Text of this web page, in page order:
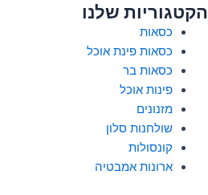
הקטגוריות שלנו
כסאות
כסאות פינת אוכל
כסאות בר
פינות אוכל
מזנונים
שולחנות סלון
קונסולות
ארונות אמבטיה